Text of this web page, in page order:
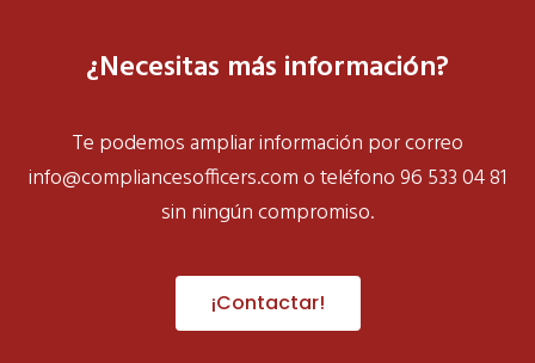
¿Necesitas más información?
Te podemos ampliar información por correo
info@compliancesofficers.como teléfono 96 533 04 81
sin ningún compromiso.
¡Contactar!